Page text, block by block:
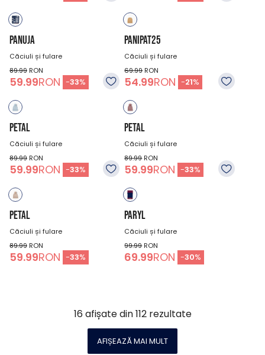
PANUJA
Căciuli și fulare
89.99 RON
59.99RON -33%
PANIPAT25
Căciuli și fulare
69.99RON
54.99RON -21%
PETAL
Căciuli și fulare
89.99 RON
59.99RON -33%
PETAL
Căciuli și fulare
89.99RON
59.99RON -33%
PETAL
Căciuli și fulare
89.99 RON
59.99RON -33%
PARYL
Căciuli și fulare
99.99RON
69.99RON -30%
16 afișate din112rezultate
AFIȘEAZĂ MAI MULT